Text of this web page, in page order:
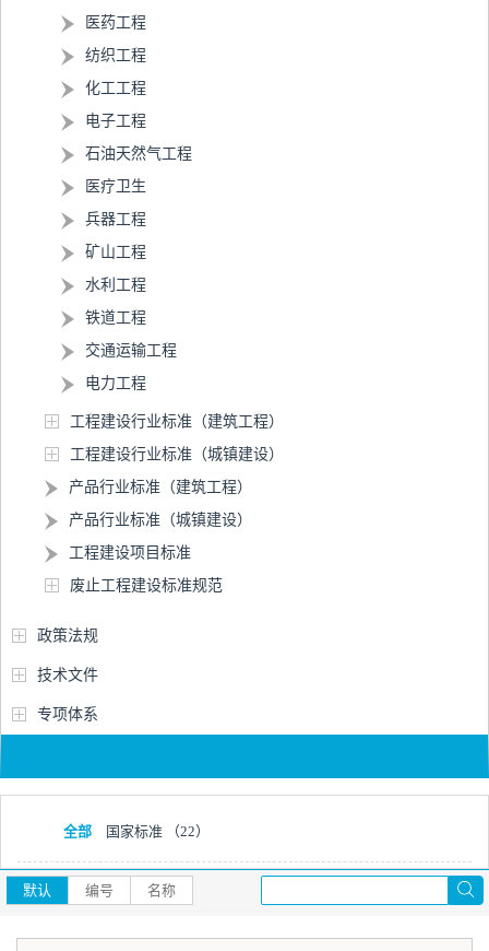
医药工程
纺织工程
化工工程
电子工程
石油天然气工程
医疗卫生
兵器工程
矿山工程
水利工程
铁道工程
交通运输工程
电力工程
工程建设行业标准（建筑工程）
工程建设行业标准（城镇建设）
产品行业标准（建筑工程）
产品行业标准（城镇建设）
工程建设项目标准
废止工程建设标准规范
政策法规
技术文件
专项体系
全部 国家标准 （22）
默认 编号 名称